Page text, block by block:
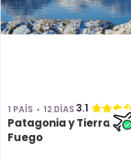
1 PAÍS 12 DÍAS 3.1
Patagonia y Tierra del
Fuego